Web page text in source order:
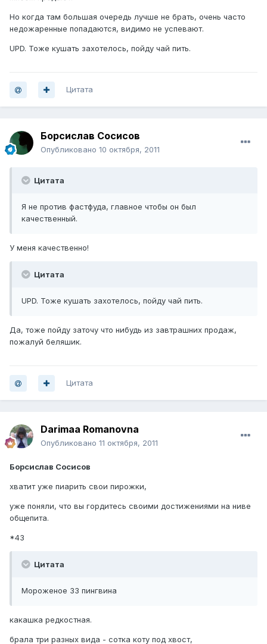
Но когда там большая очередь лучше не брать, очень часто
недожаренные попадаются, видимо не успевают.
UPD. Тоже кушать захотелось, пойду чай пить.
Цитата
Борсислав Сосисов
Опубликовано 10 октября, 2011
Цитата
Я не против фастфуда, главное чтобы он был
качественный.
У меня качественно!
Цитата
UPD. Тоже кушать захотелось, пойду чай пить.
Да, тоже пойду заточу что нибудь из завтрашних продаж,
пожалуй беляшик.
Цитата
Darimaa Romanovna
Опубликовано 11 октября, 2011
Борсислав Сосисов
хватит уже пиарить свои пирожки,
уже поняли, что вы гордитесь своими достижениями на ниве
общепита.
*43
Цитата
Мороженое 33 пингвина
какашка редкостная.
брала три разных вида - сотка коту под хвост,